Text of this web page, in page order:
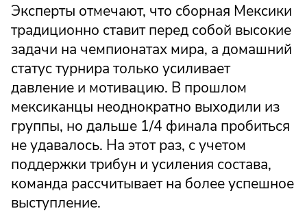
Эксперты отмечают, что сборная Мексики
традиционно ставит перед собой высокие
задачи на чемпионатах мира, а домашний
статус турнира только усиливает
давление и мотивацию. В прошлом
мексиканцы неоднократно выходили из
группы, но дальше 1/4 финала пробиться
не удавалось. На этот раз, с учетом
поддержки трибун и усиления состава,
команда рассчитывает на более успешное
выступление.